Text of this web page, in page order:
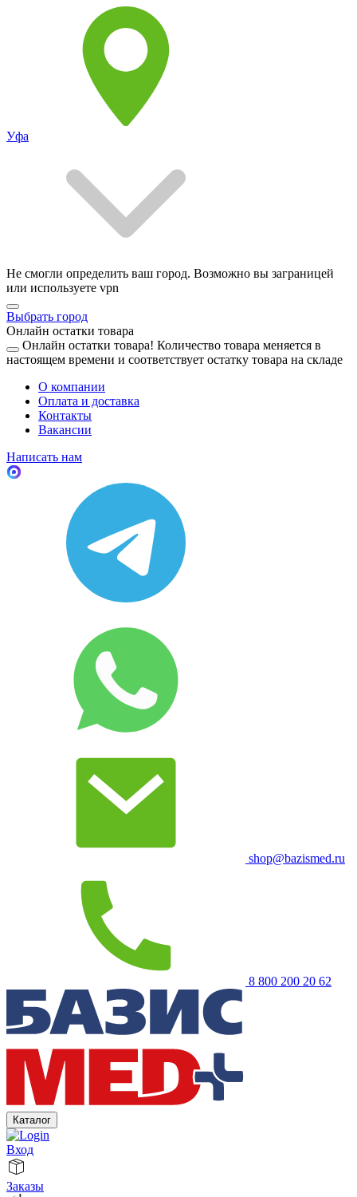
Уфа
Не смогли определить ваш город. Возможно вы заграницей
или используете vpn
Выбрать город
Онлайн остатки товара
Онлайн остатки товара! Количество товара меняется в
настоящем времени и соответствует остатку товара на складе
О компании
Оплата и доставка
Контакты
Вакансии
Написать нам
shop@bazismed.ru
8 800 200 20 62
Каталог
Вход
Заказы